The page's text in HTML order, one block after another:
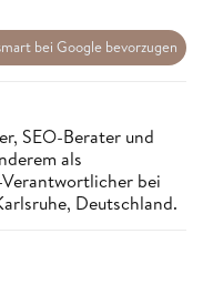
bei Google bevorzugen
SEO-Berater und
als
bei
Deutschland.